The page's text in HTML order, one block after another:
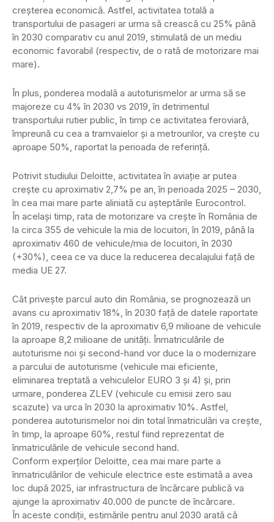
creșterea economică. Astfel, activitatea totală a
transportului de pasageri ar urma să crească cu 25% până
în 2030 comparativ cu anul 2019, stimulată de un mediu
economic favorabil (respectiv, de o rată de motorizare mai
mare).
În plus, ponderea modală a autoturismelor ar urma să se
majoreze cu 4% în 2030 vs 2019, în detrimentul
transportului rutier public, în timp ce activitatea feroviară,
împreună cu cea a tramvaielor şi a metrourilor, va creşte cu
aproape 50%, raportat la perioada de referinţă.
Potrivit studiului Deloitte, activitatea în aviaţie ar putea
creşte cu aproximativ 2,7% pe an, în perioada 2025 – 2030,
în cea mai mare parte aliniată cu aşteptările Eurocontrol.
În același timp, rata de motorizare va creşte în România de
la circa 355 de vehicule la mia de locuitori, în 2019, până la
aproximativ 460 de vehicule/mia de locuitori, în 2030
(+30%), ceea ce va duce la reducerea decalajului faţă de
media UE 27.
Cât priveşte parcul auto din România, se prognozează un
avans cu aproximativ 18%, în 2030 faţă de datele raportate
în 2019, respectiv de la aproximativ 6,9 milioane de vehicule
la aproape 8,2 milioane de unităţi. Înmatriculările de
autoturisme noi și second-hand vor duce la o modernizare
a parcului de autoturisme (vehicule mai eficiente,
eliminarea treptată a vehiculelor EURO 3 și 4) și, prin
urmare, ponderea ZLEV (vehicule cu emisii zero sau
scazute) va urca în 2030 la aproximativ 10%. Astfel,
ponderea autoturismelor noi din total înmatriculări va creşte,
în timp, la aproape 60%, restul fiind reprezentat de
înmatriculările de vehicule second hand.
Conform experților Deloitte, cea mai mare parte a
înmatriculărilor de vehicule electrice este estimată a avea
loc după 2025, iar infrastructura de încărcare publică va
ajunge la aproximativ 40.000 de puncte de încărcare.
În aceste condiții, estimările pentru anul 2030 arată că